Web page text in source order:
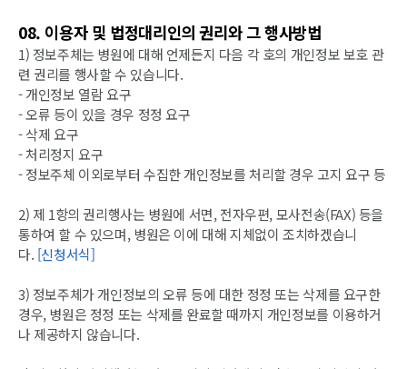
08. 이용자 및 법정대리인의 권리와 그 행사방법
1) 정보주체는 병원에 대해 언제든지 다음 각 호의 개인정보 보호 관
련 권리를 행사할 수 있습니다.
- 개인정보 열람 요구
- 오류 등이 있을 경우 정정 요구
- 삭제 요구
- 처리정지 요구
- 정보주체 이외로부터 수집한 개인정보를 처리할 경우 고지 요구 등
2) 제 1항의 권리행사는 병원에 서면, 전자우편, 모사전송(FAX) 등을
통하여 할 수 있으며, 병원은 이에 대해 지체없이 조치하겠습니
다. [신청서식]
3) 정보주체가 개인정보의 오류 등에 대한 정정 또는 삭제를 요구한
경우, 병원은 정정 또는 삭제를 완료할 때까지 개인정보를 이용하거
나 제공하지 않습니다.